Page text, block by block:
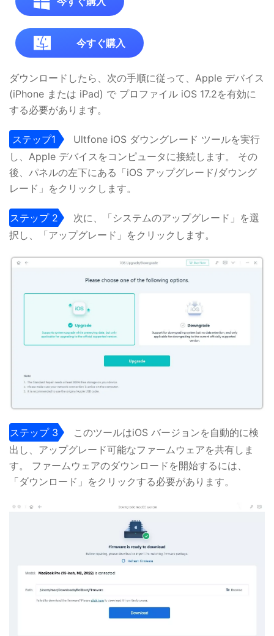
今すぐ購入
ダウンロードしたら、次の手順に従って、Apple デバイス
(iPhone または iPad) で プロファイル iOS 17.2を有効に
する必要があります。
ステップ1
Ultfone iOS ダウングレード ツールを実行
し、Apple デバイスをコンピュータに接続します。 その
後、パネルの左下にある「iOS アップグレード/ダウング
レード」をクリックします。
ステップ 2
次に、「システムのアップグレード」を選
択し、「アップグレード」をクリックします。
ステップ 3
このツールはiOS バージョンを自動的に検
出し、アップグレード可能なファームウェアを共有しま
す。 ファームウェアのダウンロードを開始するには、
「ダウンロード」をクリックする必要があります。